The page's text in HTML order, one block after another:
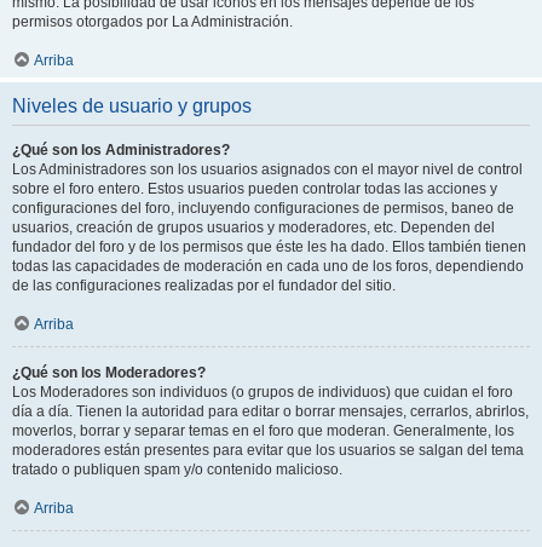
permisos otorgados por La Administración.
Arriba
Niveles de usuario y grupos
¿Qué son los Administradores?
Los Administradores son los usuarios asignados con el mayor nivel de control
sobre el foro entero. Estos usuarios pueden controlar todas las acciones y
configuraciones del foro, incluyendo configuraciones de permisos, baneo de
usuarios, creación de grupos usuarios y moderadores, etc. Dependen del
fundador del foro y de los permisos que éste les ha dado. Ellos también tienen
todas las capacidades de moderación en cada uno de los foros, dependiendo
de las configuraciones realizadas por el fundador del sitio.
Arriba
¿Qué son los Moderadores?
Los Moderadores son individuos (o grupos de individuos) que cuidan el foro
día a día. Tienen la autoridad para editar o borrar mensajes, cerrarlos, abrirlos,
moverlos, borrar y separar temas en el foro que moderan. Generalmente, los
moderadores están presentes para evitar que los usuarios se salgan del tema
tratado o publiquen spam y/o contenido malicioso.
Arriba